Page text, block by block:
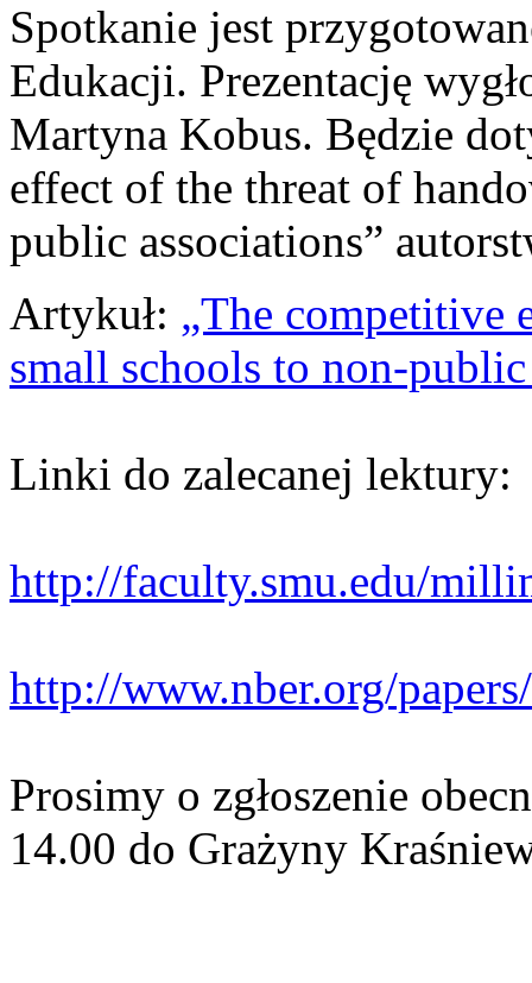
Spotkanie jest
Edukacji. Prezentację
Martyna Kobus. Będzie
effect of the threat of
public associations”
Artykuł: „The competitive
small schools to non-public
Linki do zalecanej lektury:
http://faculty.smu.edu/
http://www.nber.org/
Prosimy o zgłoszenie
14.00 do Grażyny